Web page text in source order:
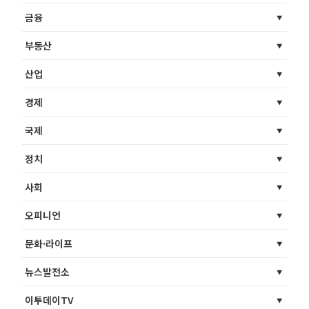
금융
부동산
산업
경제
국제
정치
사회
오피니언
문화·라이프
뉴스발전소
이투데이TV